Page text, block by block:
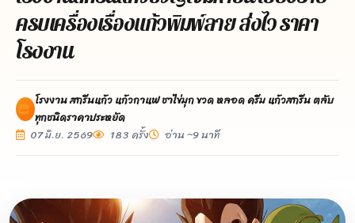
ครบเครื่องเรื่องแก้วพิมพ์ลาย ส่งไว ราคา
โรงงาน
โรงงาน สกรีนแก้ว แก้วกาแฟ ชาไข่มุก ขวด หลอด ครีม แก้วสกรีน ตลับ
ทุกชนิดราคาประหยัด
07 มิ.ย. 2569
183 ครั้ง อ่าน ~9 นาที